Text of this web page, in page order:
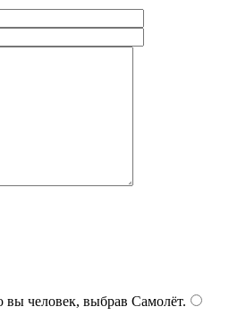
вы человек, выбрав Самолёт.